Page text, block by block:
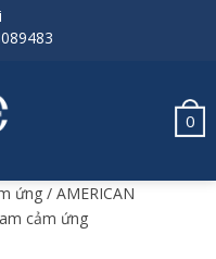
0
ứng / AMERICAN
cảm ứng